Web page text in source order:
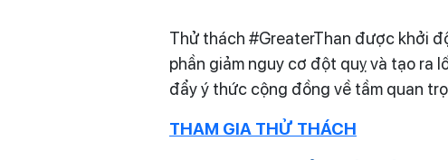
Thử thách #GreaterThan được khởi
phần giảm nguy cơ đột quỵ và tạo ra
đẩy ý thức cộng đồng về tầm quan
THAM GIA THỬ THÁCH